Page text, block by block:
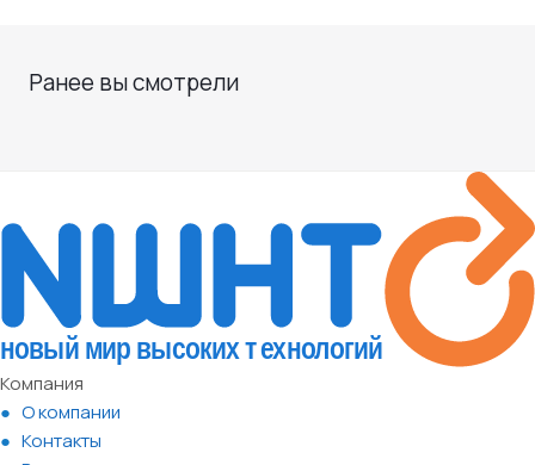
Ранее вы смотрели
Компания
О компании
Контакты